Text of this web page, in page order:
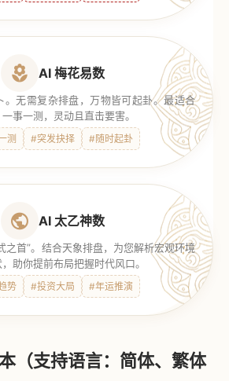
AI 梅花易数
。无需复杂排盘，万物皆可起卦。最适合
事一测，灵动且直击要害。
测 #突发抉择 #随时起卦
AI 太乙神数
之首”。结合天象排盘，为您解析宏观环境
助你提前布局把握时代风口。
势 #投资大局 #年运推演
（支持语言：简体、繁体